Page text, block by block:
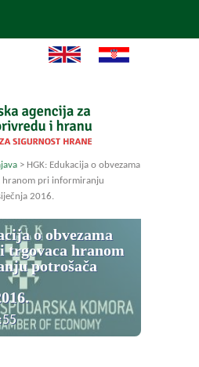
> HGK: Edukacija o obvezama
hranom pri informiranju
2016.
o obvezama
trgovaca hranom
potrošača